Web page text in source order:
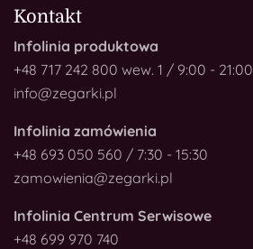
Kontakt
Infolinia produktowa
+48 717 242 800 wew. 1 / 9:00 - 21:00
info@zegarki.pl
Infolinia zamówienia
+48 693 050 560 / 7:30 - 15:30
zamowienia@zegarki.pl
Infolinia Centrum Serwisowe
+48 699 970 740